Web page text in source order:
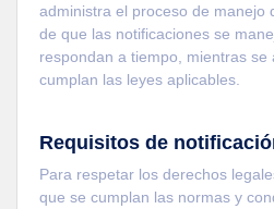
administra el proceso de manejo
de que las notificaciones se
respondan a tiempo, mientras se
cumplan las leyes aplicables.
Requisitos de
Para respetar los derechos
que se cumplan las normas y